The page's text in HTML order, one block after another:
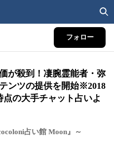
フォロー
が殺到！凄腕霊能者・弥
ンツの提供を開始※2018
点の大手チャット占いよ
占い館 Moon』～